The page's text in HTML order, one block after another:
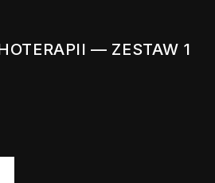
— ZESTAW 1